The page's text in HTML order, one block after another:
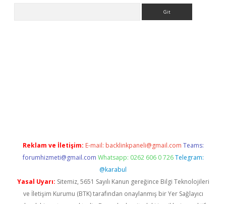
Reklam ve İletişim: E-mail: backlinkpaneli@gmail.com Teams:
forumhizmeti@gmail.com Whatsapp: 0262 606 0 726 Telegram:
@karabul
Yasal Uyarı: Sitemiz, 5651 Sayılı Kanun gereğince Bilgi Teknolojileri
ve İletişim Kurumu (BTK) tarafından onaylanmış bir Yer Sağlayıcı